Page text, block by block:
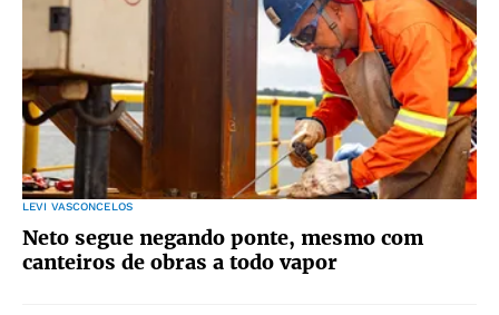
LEVI VASCONCELOS
Neto segue negando ponte, mesmo com
canteiros de obras a todo vapor